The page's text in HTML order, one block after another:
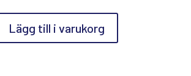
Lägg till i varukorg